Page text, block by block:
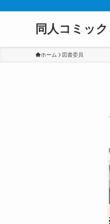
同人コミック
ホーム 図書委員